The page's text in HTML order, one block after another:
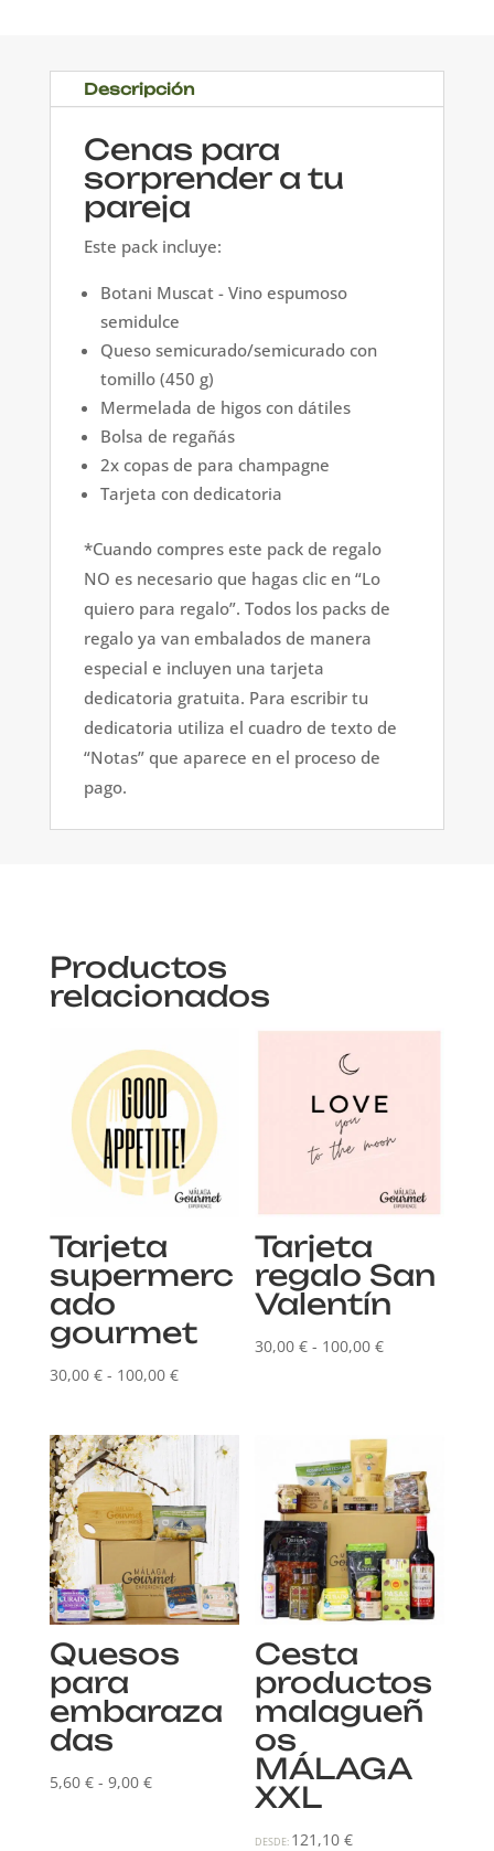
Descripción
Cenas para
sorprender a tu
pareja
Este pack incluye:
Botani Muscat - Vino espumoso
semidulce
Queso semicurado/semicurado con
tomillo (450 g)
Mermelada de higos con dátiles
Bolsa de regañás
2x copas de para champagne
Tarjeta con dedicatoria
*Cuando compres este pack de regalo
NO es necesario que hagas clic en “Lo
quiero para regalo”. Todos los packs de
regalo ya van embalados de manera
especial e incluyen una tarjeta
dedicatoria gratuita. Para escribir tu
dedicatoria utiliza el cuadro de texto de
“Notas” que aparece en el proceso de
pago.
Productos
relacionados
Tarjeta
supermerc
ado
gourmet
30,00 € - 100,00 €Rango
precios:
desde
30,00 €
hasta
100,00 €
Tarjeta
regalo San
Valentín
30,00€ - 100,00€Rango
30,00 €
hasta
100,00 €
Quesos
para
embaraza
das
5,60 € - 9,00 €Rango
Cesta
productos
malagueñ
os
MÁLAGA
XXL
DESDE: 121,10€